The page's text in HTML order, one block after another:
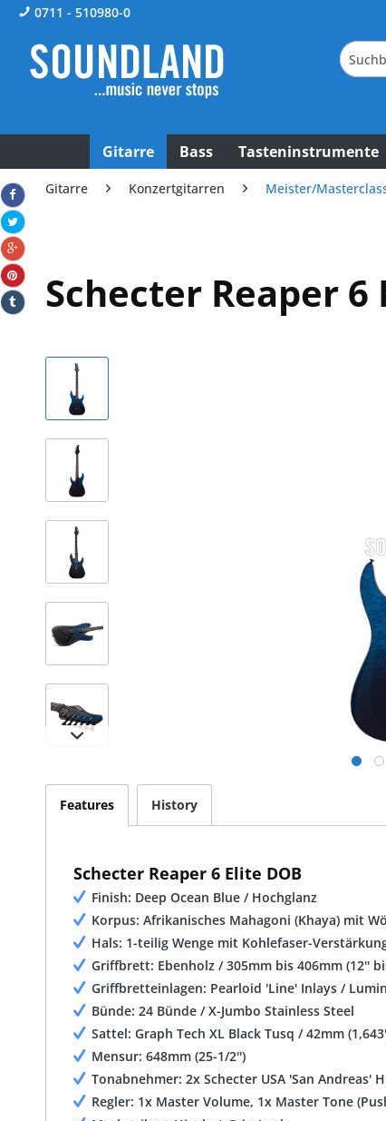
0711 - 510980-0
Gitarre Bass Tasteninstrumente
Gitarre Konzertgitarren Meister/
Schecter Reaper 6
Features History
Schecter Reaper 6 Elite DOB
Finish: Deep Ocean Blue / Hochglanz
Korpus: Afrikanisches Mahagoni (Khaya) mit
Hals: 1-teilig Wenge mit Kohlefaser-
Griffbrett: Ebenholz / 305mm bis 406mm (12''
Griffbretteinlagen: Pearloid 'Line' Inlays /
Bünde: 24 Bünde / X-Jumbo Stainless Steel
Sattel: Graph Tech XL Black Tusq / 42mm
Mensur: 648mm (25-1/2'')
Tonabnehmer: 2x Schecter USA 'San Andreas'
Regler: 1x Master Volume, 1x Master Tone